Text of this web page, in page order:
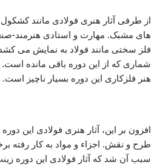
از طرفی آثار هنری فولادی مانند
های مشبک. مهارت و استادی هنرمند-
فلز سختی مانند فولاد به نمایش می
شماری که از این دوره باقی مانده است.
هنر فلزکاری این دوره بسیار ناچیز است.
افزون بر این، آثار هنری فولادی این دوره
طرح و نقش. اجزاء و مواد به کار رفته
سبب آن شد که آثار فولادی این دوره